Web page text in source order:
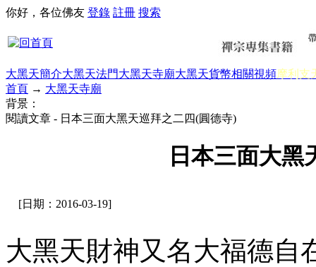
你好，各位佛友 登錄 註冊 搜索
大黑天簡介大黑天法門大黑天寺廟大黑天貨幣相關視頻摩利支
首頁 → 大黑天寺廟
背景：
閱讀文章 - 日本三面大黑天巡拜之二四(圓德寺)
日本三面大黑
[日期：2016-03-19]
大黑天財神又名大福德自